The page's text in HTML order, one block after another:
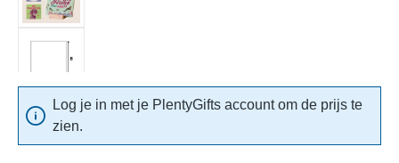
Log je in met je PlentyGifts account om de prijs te
zien.